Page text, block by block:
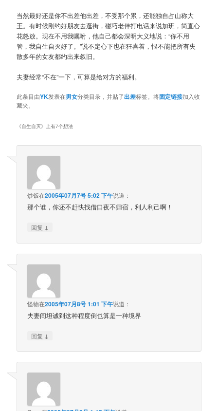
当然最好还是你不出差他出差，不受那个累，还能独自占山称大
王。有时候刚约好朋友去逛街，碰巧老伴打电话来说加班，简直心
花怒放。现在不用我嘱咐，他自己都会深明大义地说：“你不用
管，我自生自灭好了。”说不定心下也在狂喜着，恨不能把所有失
散多年的女友都约出来叙旧。
夫妻经常“不在”一下，可算是给对方的福利。
此条目由YK发表在男女分类目录，并贴了出差标签。将固定链接加入收
藏夹。
《自生自灭》上有7个想法
炒饭在2005年07月7号 5:02 下午说道：
那个谁，你还不赶快找借口夜不归宿，利人利己啊！
回复 ↓
怪物在2005年07月8号 1:01 下午说道：
夫妻间坦诚到这种程度倒也算是一种境界
回复 ↓